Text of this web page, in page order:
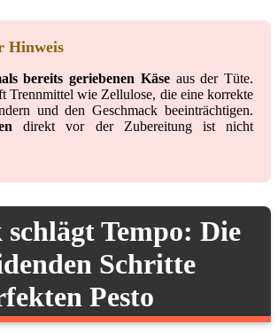
Hinweis
bereits geriebenen Käseaus der Tüte.
Trennmittel wie Zellulose, die eine korrekte
und den Geschmack beeinträchtigen.
direkt vor der Zubereitung ist nicht
schlägt Tempo: Die
Schritte
Pesto